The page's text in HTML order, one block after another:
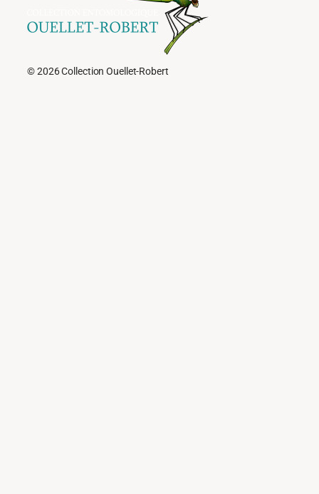
© 2026 Collection Ouellet-Robert